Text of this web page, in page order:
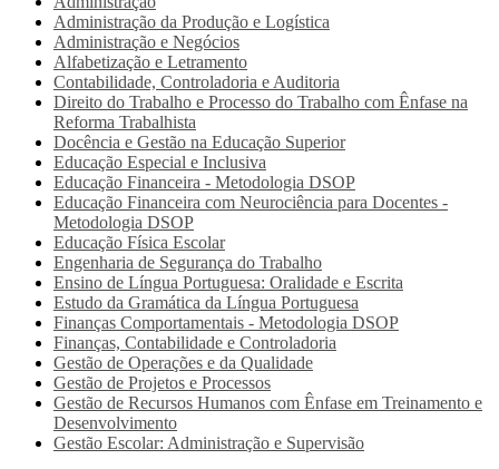
Administração da Produção e Logística
Administração e Negócios
Alfabetização e Letramento
Contabilidade, Controladoria e Auditoria
Direito do Trabalho e Processo do Trabalho com Ênfase na
Reforma Trabalhista
Docência e Gestão na Educação Superior
Educação Especial e Inclusiva
Educação Financeira - Metodologia DSOP
Educação Financeira com Neurociência para Docentes -
Metodologia DSOP
Educação Física Escolar
Engenharia de Segurança do Trabalho
Ensino de Língua Portuguesa: Oralidade e Escrita
Estudo da Gramática da Língua Portuguesa
Finanças Comportamentais - Metodologia DSOP
Finanças, Contabilidade e Controladoria
Gestão de Operações e da Qualidade
Gestão de Projetos e Processos
Gestão de Recursos Humanos com Ênfase em Treinamento e
Desenvolvimento
Gestão Escolar: Administração e Supervisão